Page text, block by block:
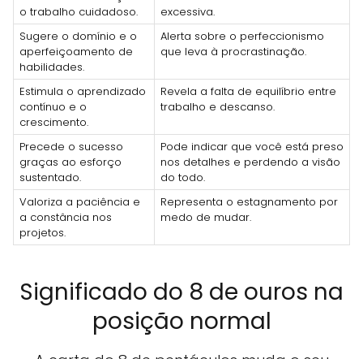
o trabalho cuidadoso.
excessiva.
Sugere o domínio e o
aperfeiçoamento de
habilidades.
Alerta sobre o perfeccionismo
que leva à procrastinação.
Estimula o aprendizado
contínuo e o
crescimento.
Revela a falta de equilíbrio entre
trabalho e descanso.
Precede o sucesso
graças ao esforço
sustentado.
Pode indicar que você está preso
nos detalhes e perdendo a visão
do todo.
Valoriza a paciência e
a constância nos
projetos.
Representa o estagnamento por
medo de mudar.
Significado do 8 de ouros na
posição normal